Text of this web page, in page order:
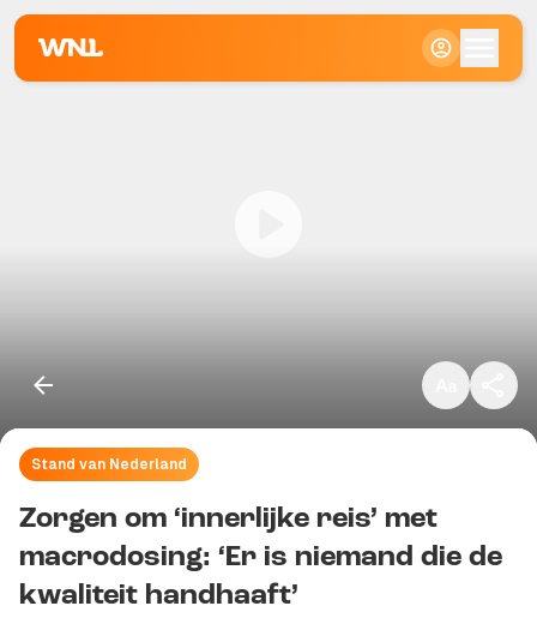
Stand van Nederland
Zorgen om ‘innerlijke reis’ met
macrodosing: ‘Er is niemand die de
kwaliteit handhaaft’